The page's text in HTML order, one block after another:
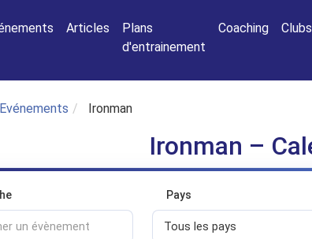
Articles
Plans
d'entrainement
Coaching Clubs
Evénements Ironman
Ironman –
Pays